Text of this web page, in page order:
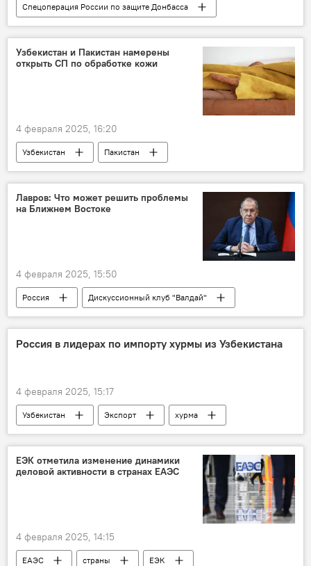
Спецоперация России по защите Донбасса
Колумнисты
Россия
НАТО
Донбасс
Узбекистан и Пакистан намерены
открыть СП по обработке кожи
4 февраля 2025, 16:20
Узбекистан
Пакистан
сотрудничество
совместное предприятие
Экономика
Лавров: Что может решить проблемы
на Ближнем Востоке
4 февраля 2025, 15:50
Россия
Дискуссионный клуб "Валдай"
МИД РФ
Сергей Лавров
Россия в лидерах по импорту хурмы из Узбекистана
4 февраля 2025, 15:17
Узбекистан Экспорт
хурма
Россия
Торговля
ЕЭК отметила изменение динамики
деловой активности в странах ЕАЭС
4 февраля 2025, 14:15
ЕАЭС страны
ЕЭК